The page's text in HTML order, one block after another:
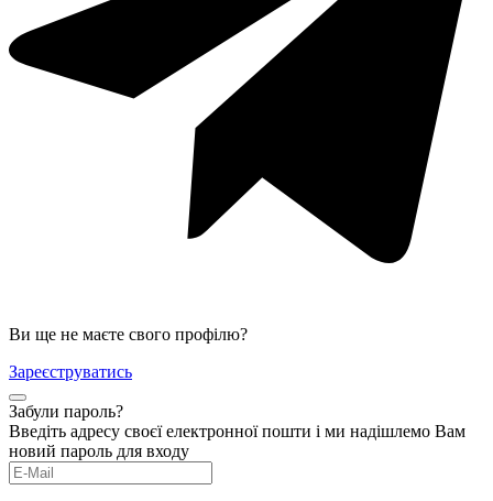
Ви ще не маєте свого профілю?
Зареєструватись
Забули пароль?
Введіть адресу своєї електронної пошти і ми надішлемо Вам
новий пароль для входу